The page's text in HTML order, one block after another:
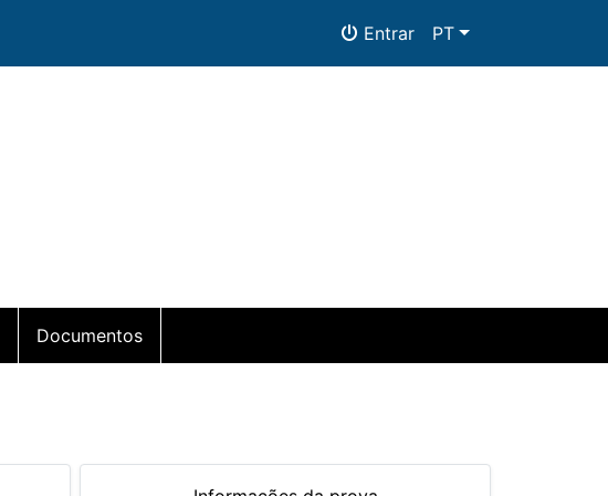
Entrar PT
Documentos